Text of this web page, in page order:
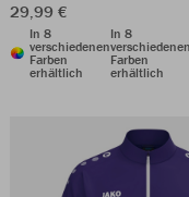
29,99 €
In 8
verschiedenen
Farben
erhältlich
In 8
Farben
erhältlich